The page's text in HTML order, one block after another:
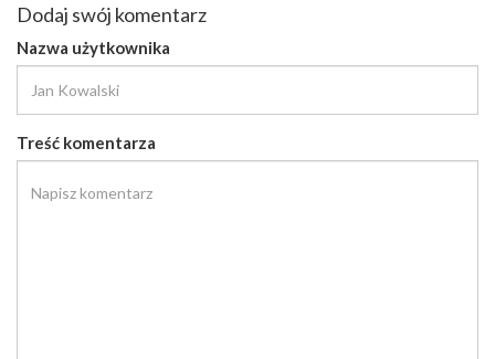
Dodaj swój komentarz
Nazwa użytkownika
Treść komentarza